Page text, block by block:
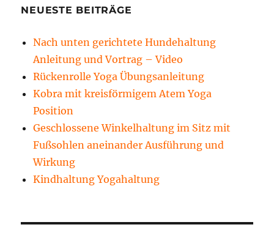
NEUESTE BEITRÄGE
Nach unten gerichtete Hundehaltung
Anleitung und Vortrag – Video
Rückenrolle Yoga Übungsanleitung
Kobra mit kreisförmigem Atem Yoga
Position
Geschlossene Winkelhaltung im Sitz mit
Fußsohlen aneinander Ausführung und
Wirkung
Kindhaltung Yogahaltung